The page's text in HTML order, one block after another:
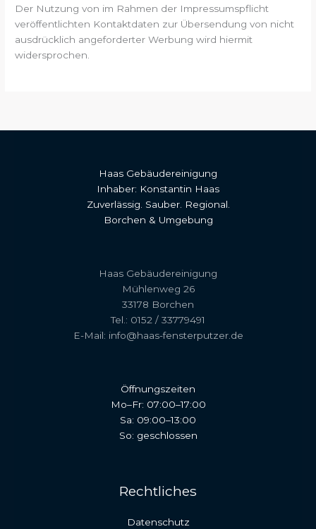
Der Nutzung von im Rahmen der Impressumspflicht
veröffentlichten Kontaktdaten zur Übersendung von nicht
ausdrücklich angeforderter Werbung wird hiermit
widersprochen.
Haas Gebäudereinigung
Inhaber: Konstantin Haas
Zuverlässig. Sauber. Regional.
Borchen & Umgebung
Haas Gebäudereinigung
Mühlenweg 26
33178 Borchen
Tel.: 0152 / 33779491
E-Mail: info@haas-fensterputzer.de
Öffnungszeiten
Mo–Fr: 07:00–17:00
Sa: 09:00–13:00
So: geschlossen
Rechtliches
Datenschutz